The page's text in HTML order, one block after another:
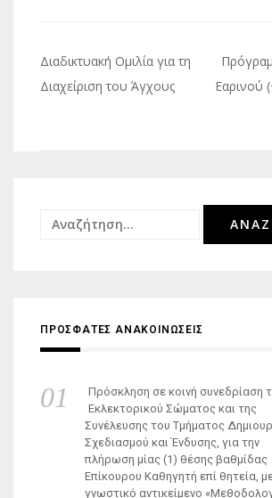
Πλοήγηση
άρθρων
Διαδικτυακή Ομιλία για τη
Διαχείριση του Άγχους
Εαρινού
Αναζήτηση
ΠΡΟΣΦΑΤΕΣ ΑΝΑΚΟΙΝΩΣΕΙΣ
Πρόσκληση σε κοινή συνεδρίαση
Εκλεκτορικού Σώματος και της
Συνέλευσης του Τμήματος
Σχεδιασμού και Ένδυσης, για την
πλήρωση μίας (1) θέσης βαθμίδας
Επίκουρου Καθηγητή επί θητεία,
γνωστικό αντικείμενο